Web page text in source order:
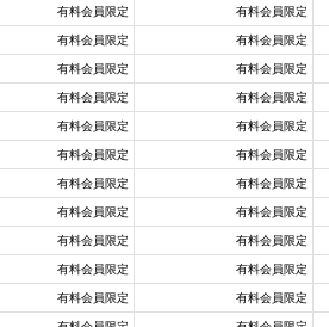
有料会員限定 有料会員限定
有料会員限定 有料会員限定
有料会員限定 有料会員限定
有料会員限定 有料会員限定
有料会員限定 有料会員限定
有料会員限定 有料会員限定
有料会員限定 有料会員限定
有料会員限定 有料会員限定
有料会員限定 有料会員限定
有料会員限定 有料会員限定
有料会員限定 有料会員限定